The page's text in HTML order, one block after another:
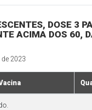
DOSE 3
ACIMA DOS 60,
2023